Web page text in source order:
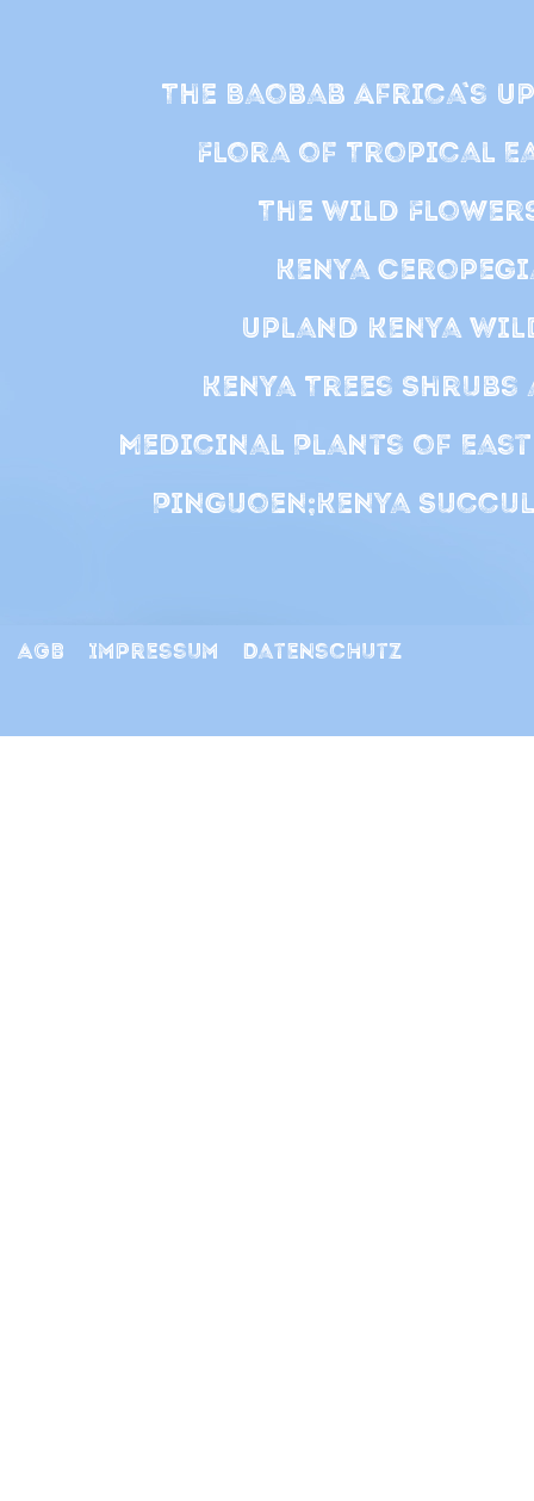
The Baobab Africa`s
Flora of Tropical
The Wild
Kenya
Upland Kenya
Kenya Trees
Medicinal Plants of
Pinguoen;Kenya
AGB Impressum Datenschutz